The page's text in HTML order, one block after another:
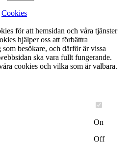
Cookies
för att hemsidan och våra tjänster
hjälper oss att förbättra
besökare, och därför är vissa
ska vara fullt fungerande.
cookies och vilka som är valbara.
On
Off